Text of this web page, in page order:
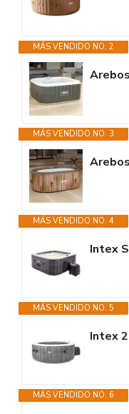
MÁS VENDIDO NO. 2
MÁS VENDIDO NO. 3
MÁS VENDIDO NO. 4
MÁS VENDIDO NO. 5
MÁS VENDIDO NO. 6